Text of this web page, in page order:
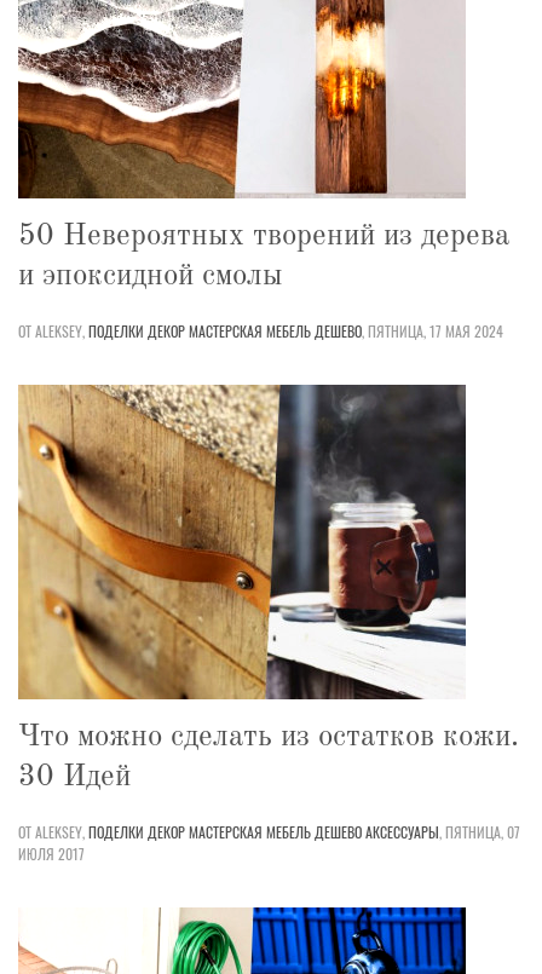
50 Невероятных творений из дерева
и эпоксидной смолы
ОТ ALEKSEY,ПОДЕЛКИ ДЕКОРМАСТЕРСКАЯ МЕБЕЛЬ ДЕШЕВО,ПЯТНИЦА, 17 МАЯ 2024
Что можно сделать из остатков кожи.
30 Идей
ОТ ALEKSEY,ПОДЕЛКИ ДЕКОРМАСТЕРСКАЯ МЕБЕЛЬ ДЕШЕВОАКСЕССУАРЫ,ПЯТНИЦА, 07
ИЮЛЯ 2017